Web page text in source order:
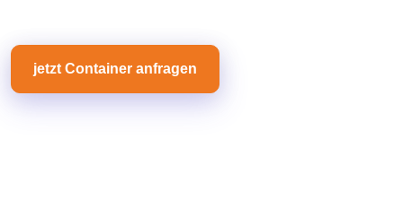
jetzt Container anfragen